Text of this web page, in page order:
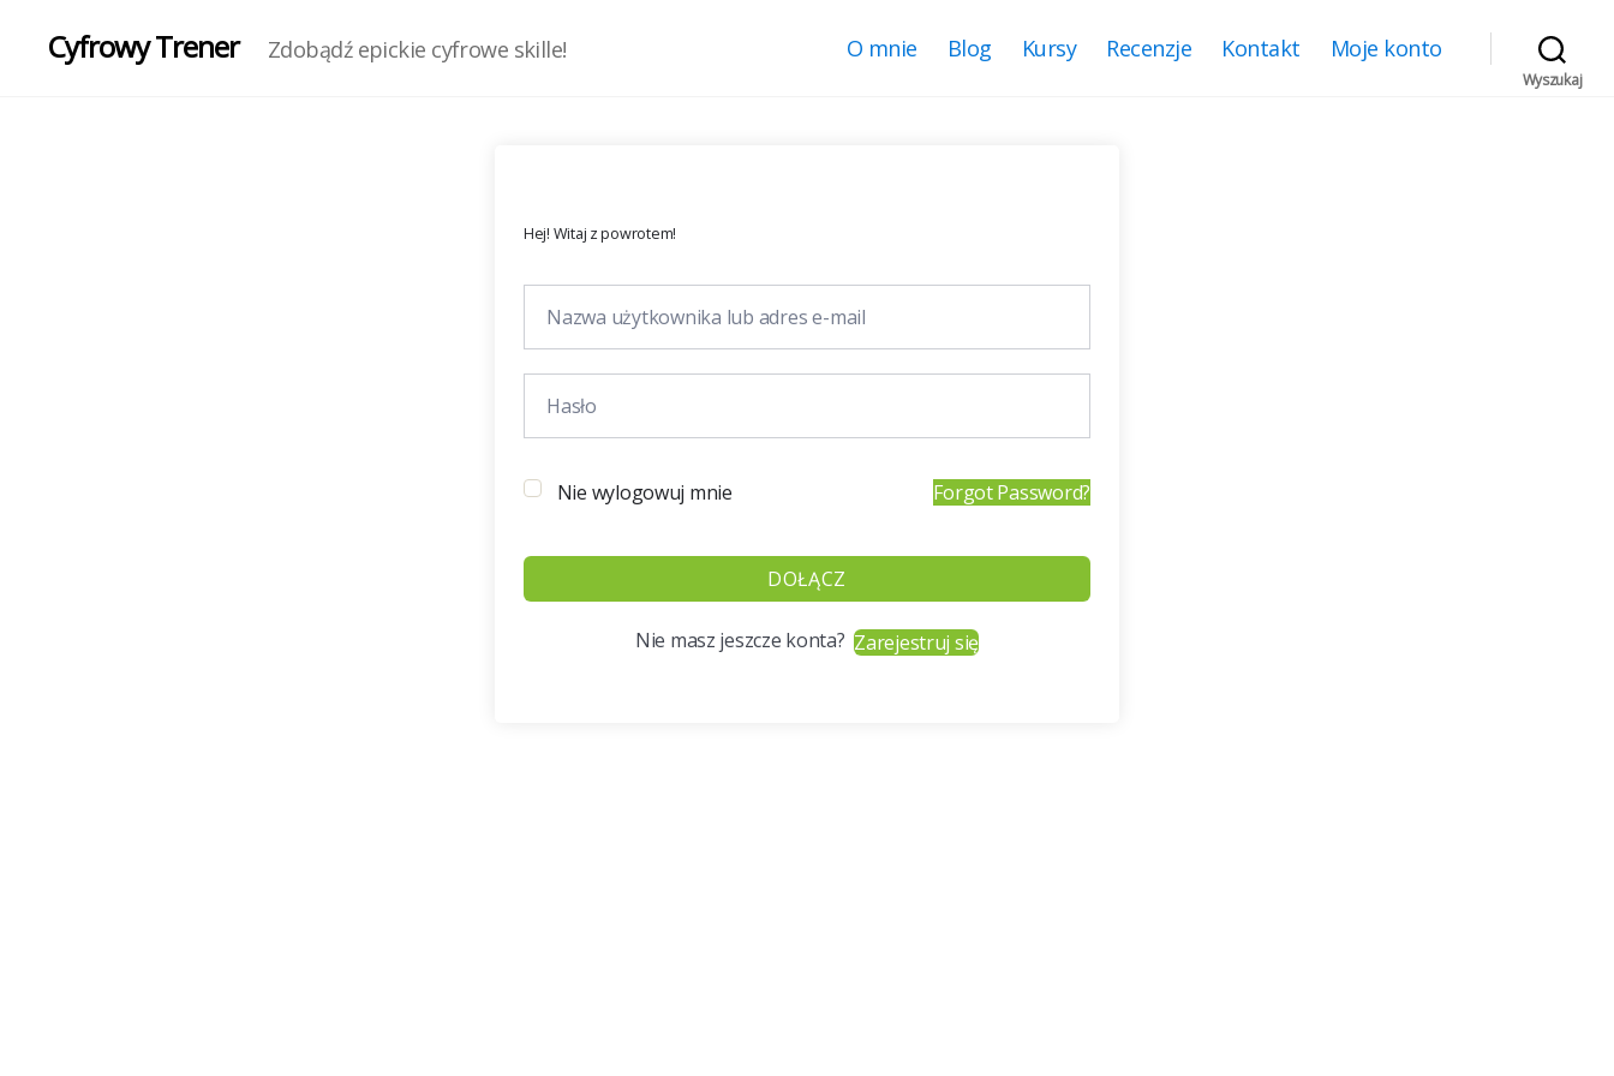
Cyfrowy Trener Zdobądź epickie cyfrowe skille! O mnie Blog Kursy Recenzje Kontakt Moje konto
Wyszukaj
Hej! Witaj z powrotem!
Nie wylogowuj mnie Forgot Password?
DOŁĄCZ
Nie masz jeszcze konta?Zarejestruj się